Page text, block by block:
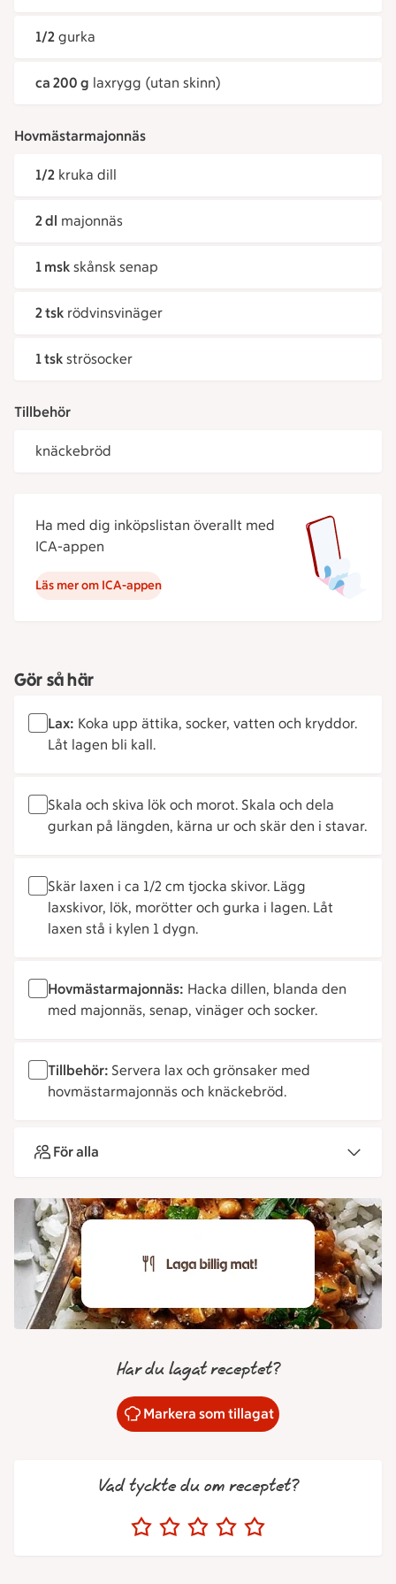
1/2 gurka
ca 200 g laxrygg (utan skinn)
Hovmästarmajonnäs
1/2 kruka dill
2 dl majonnäs
1 msk skånsk senap
2 tsk rödvinsvinäger
1 tsk strösocker
Tillbehör
knäckebröd
Ha med dig inköpslistan överallt med
ICA-appen
Läs mer om ICA-appen
Gör så här
Lax: Koka upp ättika, socker, vatten och kryddor.
Låt lagen bli kall.
Skala och skiva lök och morot. Skala och dela
gurkan på längden, kärna ur och skär den i stavar.
Skär laxen i ca 1/2 cm tjocka skivor. Lägg
laxskivor, lök, morötter och gurka i lagen. Låt
laxen stå i kylen 1 dygn.
Hovmästarmajonnäs: Hacka dillen, blanda den
med majonnäs, senap, vinäger och socker.
Tillbehör: Servera lax och grönsaker med
hovmästarmajonnäs och knäckebröd.
För alla
Har du lagat receptet?
Markera som tillagat
Vad tyckte du om receptet?